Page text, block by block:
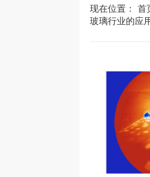
现在位置： 首
玻璃行业的应